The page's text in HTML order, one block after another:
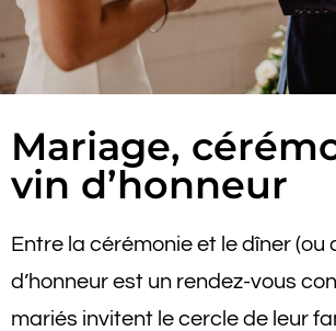
Mariage,
vin d’honneur
Entre la cérémonie et le dîner (ou
d’honneur est un rendez-vous
mariés invitent le cercle de leur